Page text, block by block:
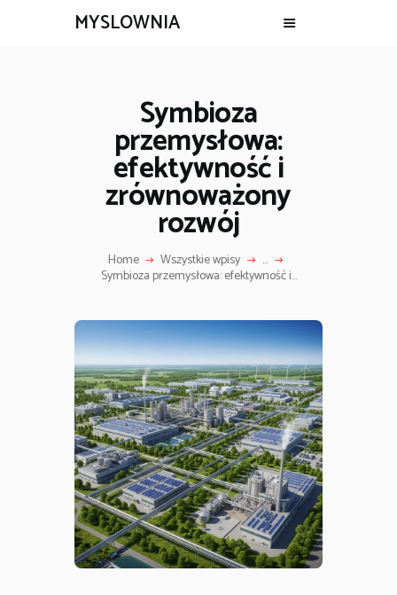
MYSLOWNIA
Symbioza
przemysłowa:
efektywność i
zrównoważony
rozwój
Home Wszystkie wpisy ...
Symbioza przemysłowa: efektywność i...